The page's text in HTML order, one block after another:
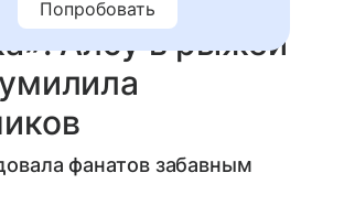
Светская жизнь
Алсу в рыжей
фанатов забавным
Попробовать